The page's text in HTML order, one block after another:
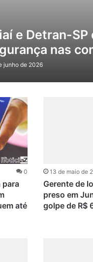
e Detran-
nas
junho de 2026
0
para
até
13 de maio de
Gerente de
preso em
golpe de R$